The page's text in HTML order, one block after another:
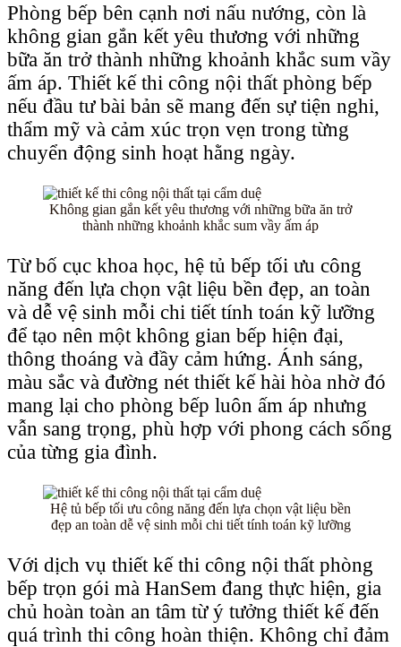
Phòng bếp bên cạnh nơi nấu nướng, còn là
không gian gắn kết yêu thương với những
bữa ăn trở thành những khoảnh khắc sum vầy
ấm áp. Thiết kế thi công nội thất phòng bếp
nếu đầu tư bài bản sẽ mang đến sự tiện nghi,
thẩm mỹ và cảm xúc trọn vẹn trong từng
chuyển động sinh hoạt hằng ngày.
Không gian gắn kết yêu thương với những bữa ăn trở
thành những khoảnh khắc sum vầy ấm áp
Từ bố cục khoa học, hệ tủ bếp tối ưu công
năng đến lựa chọn vật liệu bền đẹp, an toàn
và dễ vệ sinh mỗi chi tiết tính toán kỹ lưỡng
để tạo nên một không gian bếp hiện đại,
thông thoáng và đầy cảm hứng. Ánh sáng,
màu sắc và đường nét thiết kế hài hòa nhờ đó
mang lại cho phòng bếp luôn ấm áp nhưng
vẫn sang trọng, phù hợp với phong cách sống
của từng gia đình.
Hệ tủ bếp tối ưu công năng đến lựa chọn vật liệu bền
đẹp an toàn dễ vệ sinh mỗi chi tiết tính toán kỹ lưỡng
Với dịch vụ thiết kế thi công nội thất phòng
bếp trọn gói mà HanSem đang thực hiện, gia
chủ hoàn toàn an tâm từ ý tưởng thiết kế đến
quá trình thi công hoàn thiện. Không chỉ đảm